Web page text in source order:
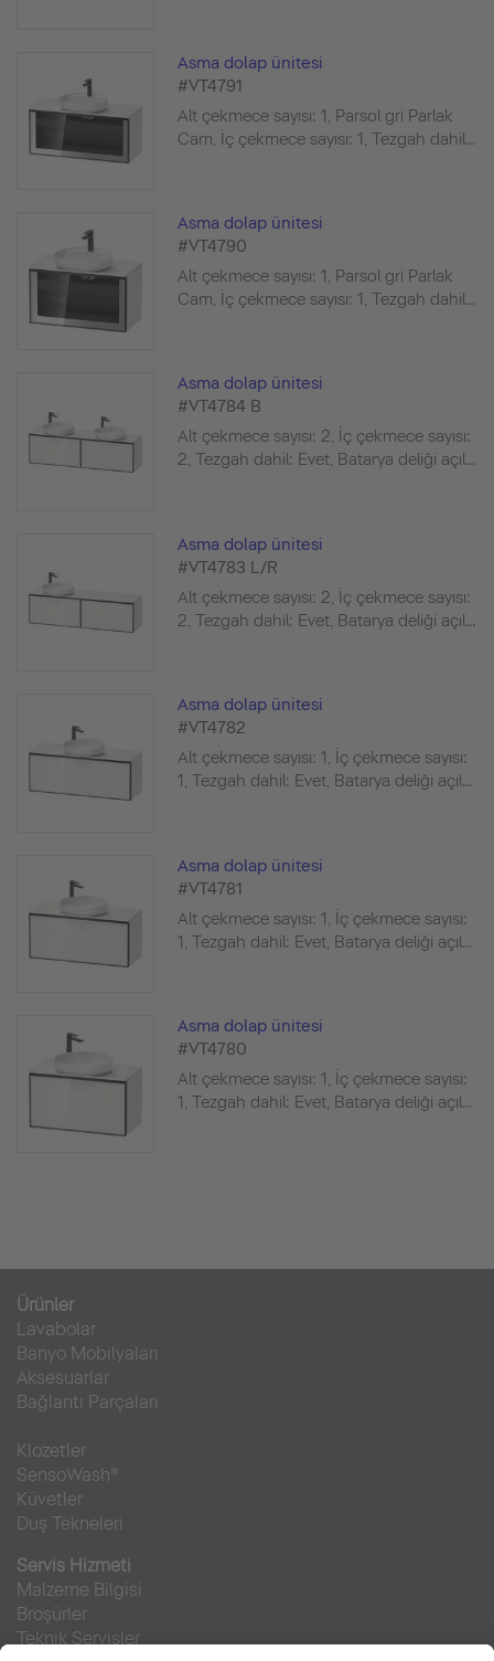
Asma dolap ünitesi
#VT4791
Alt çekmece sayısı: 1, Parsol gri Parlak
Cam, İç çekmece sayısı: 1, Tezgah dahil...
Asma dolap ünitesi
#VT4790
Alt çekmece sayısı: 1, Parsol gri Parlak
Cam, İç çekmece sayısı: 1, Tezgah dahil...
Asma dolap ünitesi
#VT4784 B
Alt çekmece sayısı: 2, İç çekmece sayısı:
2, Tezgah dahil: Evet, Batarya deliği açıl...
Asma dolap ünitesi
#VT4783 L/R
Alt çekmece sayısı: 2, İç çekmece sayısı:
2, Tezgah dahil: Evet, Batarya deliği açıl...
Asma dolap ünitesi
#VT4782
Alt çekmece sayısı: 1, İç çekmece sayısı:
1, Tezgah dahil: Evet, Batarya deliği açıl...
Asma dolap ünitesi
#VT4781
Alt çekmece sayısı: 1, İç çekmece sayısı:
1, Tezgah dahil: Evet, Batarya deliği açıl...
Asma dolap ünitesi
#VT4780
Alt çekmece sayısı: 1, İç çekmece sayısı:
1, Tezgah dahil: Evet, Batarya deliği açıl...
Ürünler
Lavabolar
Banyo Mobilyaları
Aksesuarlar
Bağlantı Parçaları
Klozetler
SensoWash®
Küvetler
Duş Tekneleri
Servis Hizmeti
Malzeme Bilgisi
Broşürler
Teknik Servisler